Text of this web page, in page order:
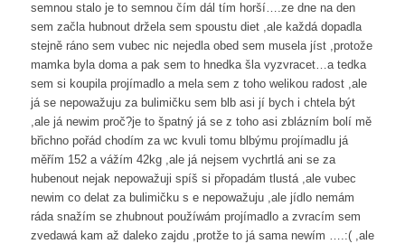
semnou stalo je to semnou čím dál tím horší….ze dne na den
sem začla hubnout držela sem spoustu diet ,ale každá dopadla
stejně ráno sem vubec nic nejedla obed sem musela jíst ,protože
mamka byla doma a pak sem to hnedka šla vyzvracet…a tedka
sem si koupila projímadlo a mela sem z toho welikou radost ,ale
já se nepowažuju za bulimičku sem blb asi jí bych i chtela být
,ale já newim proč?je to špatný já se z toho asi zblázním bolí mě
břichno pořád chodím za wc kvuli tomu blbýmu projímadlu já
měřím 152 a vážím 42kg ,ale já nejsem vychrtlá ani se za
hubenout nejak nepowažuji spíš si přopadám tlustá ,ale vubec
newim co delat za bulimičku s e nepowažuju ,ale jídlo nemám
ráda snažím se zhubnout použíwám projímadlo a zvracím sem
zvedawá kam až daleko zajdu ,protže to já sama newím ….:( ,ale